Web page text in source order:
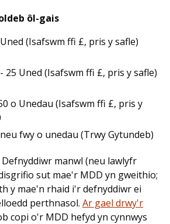
ôl-gais
(Isafswm ffi £, pris y safle)
25 Uned (Isafswm ffi £, pris y safle)
o Unedau (Isafswm ffi £, pris y
fwy o unedau (Trwy Gytundeb)
manwl (neu lawlyfr
sut mae'r MDD yn gweithio;
y mae'n rhaid i'r defnyddiwr ei
perthnasol. Ar gael drwy'r
copi o'r MDD hefyd yn cynnwys